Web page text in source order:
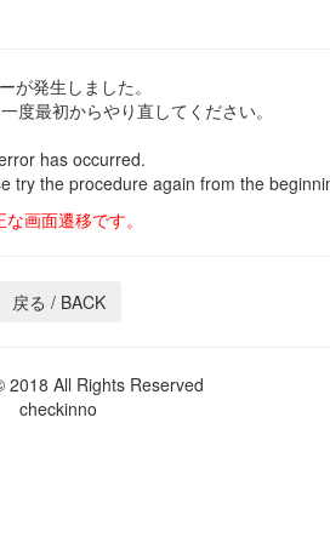
が発生しました。
度最初からやり直してください。
has occurred.
try the procedure again from the
な画面遷移です。
2018 All Rights Reserved
checkinno